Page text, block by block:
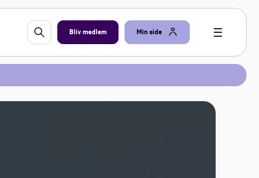
Bliv medlem Min side